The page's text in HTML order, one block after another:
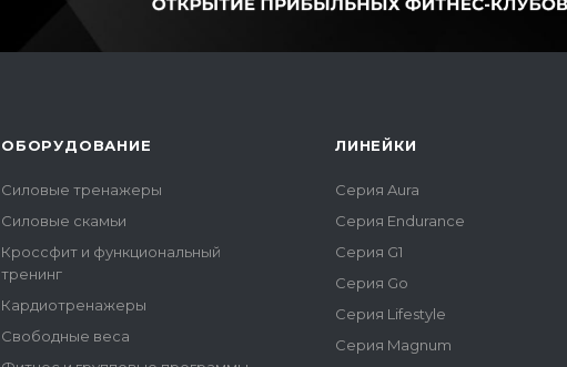
ОБОРУДОВАНИЕ
Силовые тренажеры
Силовые скамьи
Кроссфит и функциональный
тренинг
Кардиотренажеры
Свободные веса
ЛИНЕЙКИ
Серия Aura
Серия Endurance
Серия G1
Серия Go
Серия Lifestyle
Серия Magnum